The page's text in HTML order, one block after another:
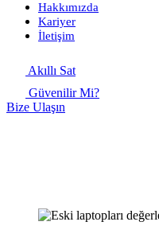
Hakkımızda
Kariyer
İletişim
Akıllı Sat
Güvenilir Mi?
Bize Ulaşın